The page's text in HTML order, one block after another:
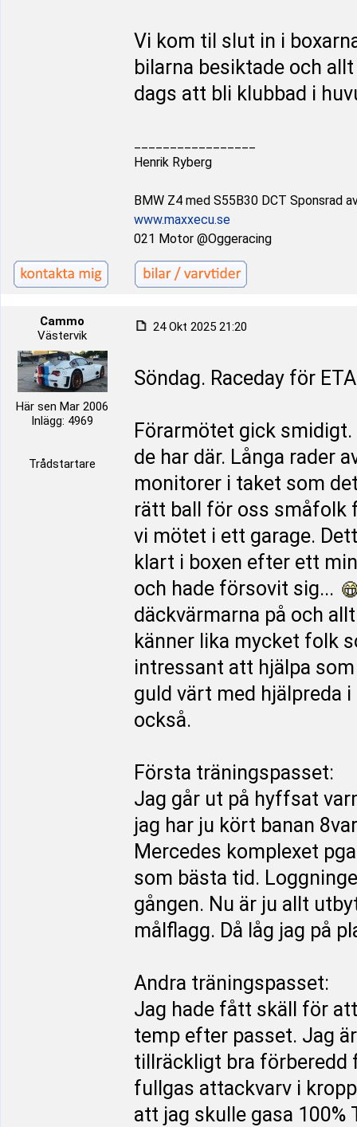
Vi kom til slut in i
bilarna besiktade och
dags att bli klubbad i
Henrik Ryberg
BMW Z4 med S55B30 DCT Sponsrad
www.maxxecu.se
021 Motor @Oggeracing
Cammo
Västervik
Här sen Mar 2006
Inlägg: 4969
Trådstartare
24 Okt 2025 21:20
Söndag. Raceday för
Förarmötet gick
de har där. Långa rader
monitorer i taket som
rätt ball för oss småfolk
vi mötet i ett garage.
klart i boxen efter ett
och hade försovit sig...
däckvärmarna på och
känner lika mycket folk
intressant att hjälpa
guld värt med hjälpreda
också.
Första träningspasset:
Jag går ut på hyffsat
jag har ju kört banan
Mercedes komplexet
som bästa tid.
gången. Nu är ju allt
målflagg. Då låg jag på
Andra träningspasset:
Jag hade fått skäll för
temp efter passet. Jag
tillräckligt bra förberedd
fullgas attackvarv i
att jag skulle gasa 100%